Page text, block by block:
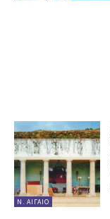
Ν. ΑΙΓΑΊΟ